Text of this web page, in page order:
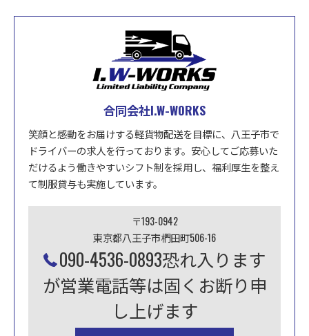
合同会社I.W-WORKS
笑顔と感動をお届けする軽貨物配送を目標に、八王子市で
ドライバーの求人を行っております。安心してご応募いた
だけるよう働きやすいシフト制を採用し、福利厚生を整え
て制服貸与も実施しています。
〒193-0942
東京都八王子市椚田町506-16
090-4536-0893恐れ入ります
が営業電話等は固くお断り申
し上げます